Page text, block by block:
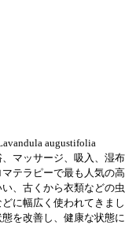
augustifolia
マッサージ、吸入、湿
テラピーで最も人気の高
、古くから衣類などの虫
に幅広く使われてきまし
を改善し、健康な状態